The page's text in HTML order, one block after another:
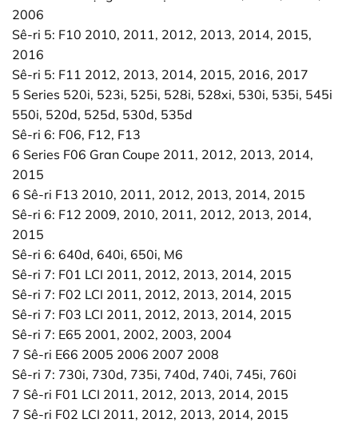
2006
Sê-ri 5: F10 2010, 2011, 2012, 2013, 2014, 2015,
2016
Sê-ri 5: F11 2012, 2013, 2014, 2015, 2016, 2017
5 Series 520i, 523i, 525i, 528i, 528xi, 530i, 535i, 545i
550i, 520d, 525d, 530d, 535d
Sê-ri 6: F06, F12, F13
6 Series F06 Gran Coupe 2011, 2012, 2013, 2014,
2015
6 Sê-ri F13 2010, 2011, 2012, 2013, 2014, 2015
Sê-ri 6: F12 2009, 2010, 2011, 2012, 2013, 2014,
2015
Sê-ri 6: 640d, 640i, 650i, M6
Sê-ri 7: F01 LCI 2011, 2012, 2013, 2014, 2015
Sê-ri 7: F02 LCI 2011, 2012, 2013, 2014, 2015
Sê-ri 7: F03 LCI 2011, 2012, 2013, 2014, 2015
Sê-ri 7: E65 2001, 2002, 2003, 2004
7 Sê-ri E66 2005 2006 2007 2008
Sê-ri 7: 730i, 730d, 735i, 740d, 740i, 745i, 760i
7 Sê-ri F01 LCI 2011, 2012, 2013, 2014, 2015
7 Sê-ri F02 LCI 2011, 2012, 2013, 2014, 2015